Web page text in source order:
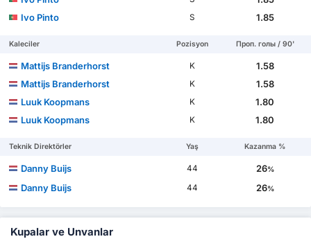
Ivo Pinto
S 1.85
Kaleciler Pozisyon Проп. голы / 90'
Mattijs Branderhorst K
1.58
Mattijs Branderhorst
K
1.58
Luuk Koopmans
K
1.80
Luuk Koopmans
K 1.80
Teknik Direktörler Yaş Kazanma %
Danny Buijs 44 26%
Danny Buijs 44 26%
Kupalar ve Unvanlar